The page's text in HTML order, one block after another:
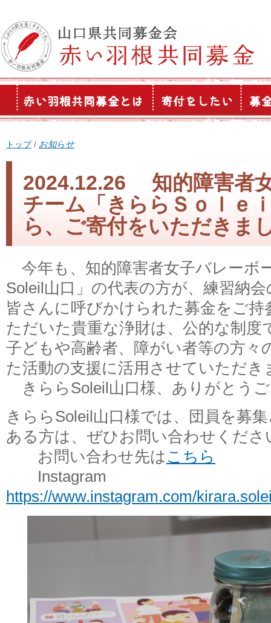
現
在
トップ/ お知らせ
2024.12.26 知的障害者
チーム「きららＳｏｌｅ
ら、ご寄付をいただきま
今年も、知的障害者女子バレーボ
Soleil山口」の代表の方が、練習納
皆さんに呼びかけられた募金をご
ただいた貴重な浄財は、公的な制度
子どもや高齢者、障がい者等の方々
た活動の支援に活用させていただき
きららSoleil山口様、ありがとう
きららSoleil山口様では、団員を募
ある方は、ぜひお問い合わせくださ
お問い合わせ先は こちら
Instagram
https://www.instagram.com/